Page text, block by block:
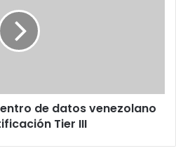
de datos venezolano
Tier III